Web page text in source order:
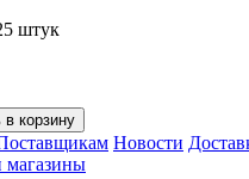
штук
в корзину
Новости